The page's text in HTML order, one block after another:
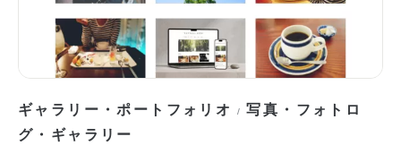
ギャラリー・ポートフォリオ /写真・フォトロ
グ・ギャラリー